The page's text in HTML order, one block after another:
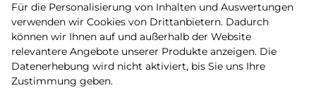
Widerstandsband
inSPORTline Hiplop L - lila
Textil-Widerstandsband, schwer
belastbar, Anti-Rutsch-Streifen auf
der Innenseite, …
Für die Personalisierung von Inhalten und Auswertungen
verwenden wir Cookies von Drittanbietern. Dadurch
können wir Ihnen auf und außerhalb der Website
relevantere Angebote unserer Produkte anzeigen. Die
Datenerhebung wird nicht aktiviert, bis Sie uns Ihre
Zustimmung geben.